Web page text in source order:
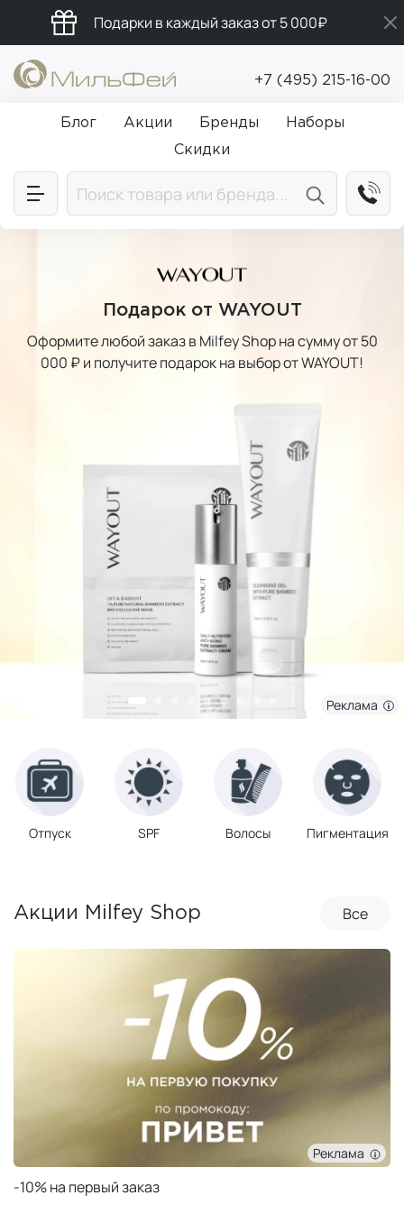
Подарки в каждый заказ от 5 000₽
Промокод ПРИВЕТ
Бесплатная доставка от 5 000₽
+7 (495) 215-16-00
Блог Акции Бренды
Наборы
Скидки
Подарок от WAYOUT
Оформите любой заказ в Milfey Shop на сумму от 50
000 ₽ и получите подарок на выбор от WAYOUT!
Реклама
Отпуск SPF Волосы Пигментация
Акции Milfey Shop Все
Реклама
Подарок при заказе от 50 000 ₽